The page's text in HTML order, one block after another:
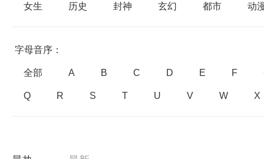
女生 历史 封神 玄幻 都市 动
字母音序：
全部 A B C D E F
Q R S T U V W X